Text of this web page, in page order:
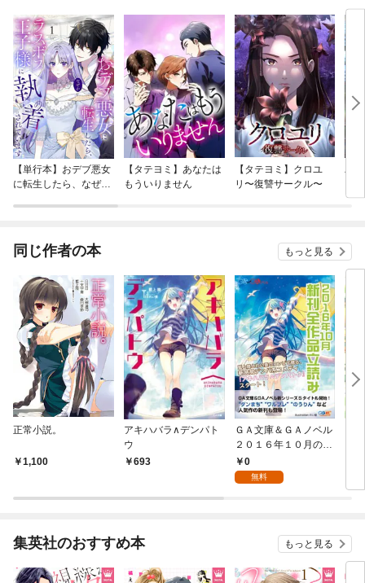
【単行本】おデブ悪女
に転生したら、なぜか
【タテヨミ】あなたは
もういりません
【タテヨミ】クロユ
リ〜復讐サークル〜
バ
今
同じ作者の本 もっと見る
正常小説。
1,100
アキハバラ∧デンパト
ウ
693
ＧＡ文庫＆ＧＡノベル
２０１６年１０月の新
刊 全作品立読み（合
本版）
0
無料
集英社のおすすめ本 もっと見る